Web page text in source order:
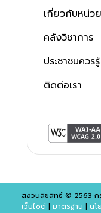
เกี่ยวกับหน่ว
คลังวิชาการ
ประชาชนควรรู้
ติดต่อเรา
สงวนลิขสิทธิ์ © 2563 ก
เว็บไซต์| มาตรฐาน | นโ